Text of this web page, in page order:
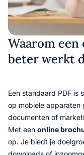
Waarom
beter werkt
Een standaard PDF is
op mobiele apparaten
documenten of
Met een online
op. Je biedt je